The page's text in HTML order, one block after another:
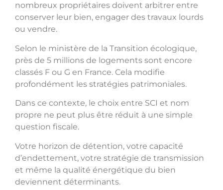
nombreux propriétaires doivent arbitrer entre
conserver leur bien, engager des travaux lourds
ou vendre.
Selon le ministère de la Transition écologique,
près de 5 millions de logements sont encore
classés F ou G en France. Cela modifie
profondément les stratégies patrimoniales.
Dans ce contexte, le choix entre SCI et nom
propre ne peut plus être réduit à une simple
question fiscale.
Votre horizon de détention, votre capacité
d’endettement, votre stratégie de transmission
et même la qualité énergétique du bien
deviennent déterminants.